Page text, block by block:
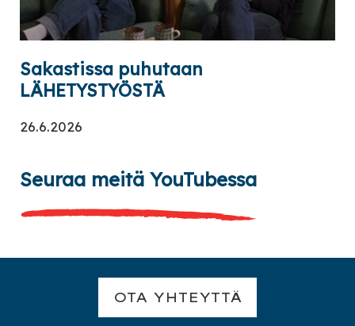
Sakastissa puhutaan
LÄHETYSTYÖSTÄ
26.6.2026
Seuraa meitä YouTubessa
OTA YHTEYTTÄ